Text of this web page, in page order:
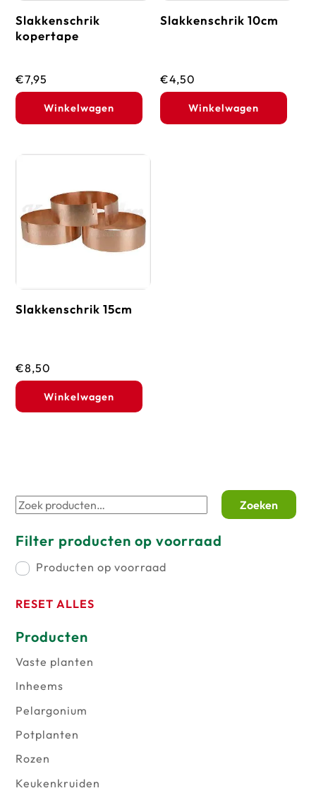
Slakkenschrik
kopertape
€7,95
Winkelwagen
Slakkenschrik 10cm
€4,50
Winkelwagen
Slakkenschrik 15cm
€8,50
Winkelwagen
Zoeken
Zoeken
Filter producten op voorraad
Producten op voorraad
RESET ALLES
Producten
Vaste planten
Inheems
Pelargonium
Potplanten
Rozen
Keukenkruiden